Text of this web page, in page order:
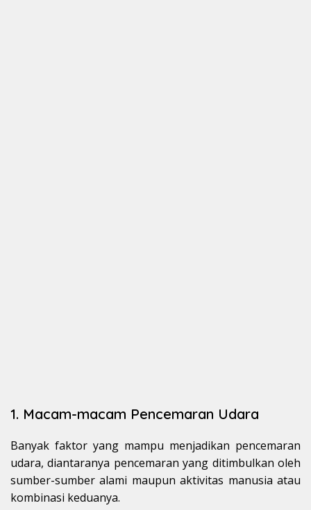
1. Macam-macam Pencemaran Udara
Banyak faktor yang mampu menjadikan pencemaran
udara, diantaranya pencemaran yang ditimbulkan oleh
sumber-sumber alami maupun aktivitas manusia atau
kombinasi keduanya.